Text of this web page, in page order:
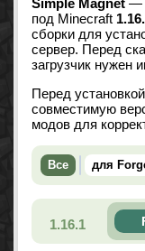
Simple Magnet —
под Minecraft
сборки для
сервер. Перед
загрузчик нужен
Перед
совместимую
модов для
Все для
1.16.1